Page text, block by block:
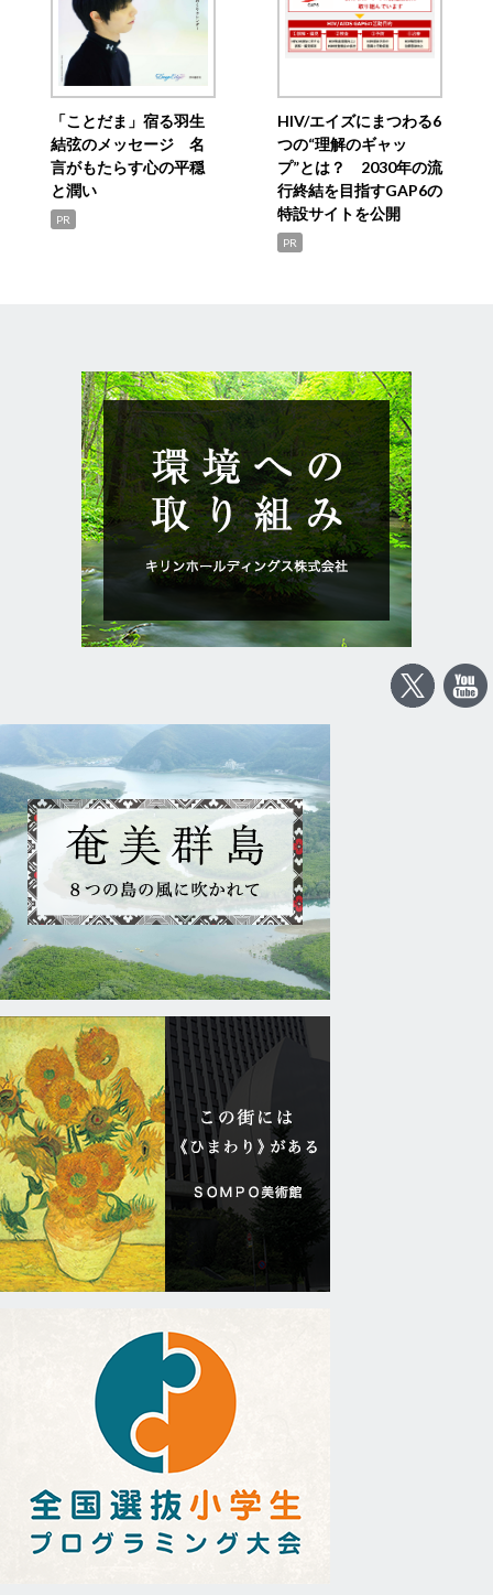
「ことだま」宿る羽生
結弦のメッセージ 名
言がもたらす心の平穏
と潤い
PR
HIV/エイズにまつわる6
つの“理解のギャッ
プ”とは？ 2030年の流
行終結を目指すGAP6の
特設サイトを公開
PR